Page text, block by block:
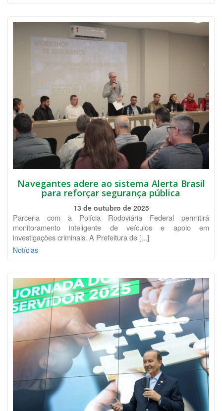
Navegantes adere ao sistema Alerta Brasil
para reforçar segurança pública
13 de outubro de 2025
Parceria com a Polícia Rodoviária Federal permitirá
monitoramento inteligente de veículos e apoio em
investigações criminais. A Prefeitura de [...]
Notícias